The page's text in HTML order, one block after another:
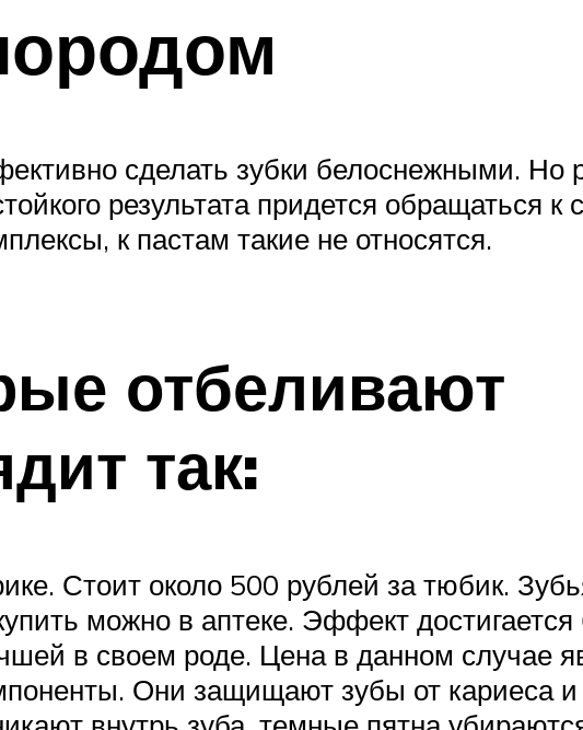
сделать зубки белоснежными. Но
результата придется обращаться к
к пастам такие не относятся.
отбеливают
так:
Стоит около 500 рублей за тюбик.
можно в аптеке. Эффект достигается
в своем роде. Цена в данном случае
Они защищают зубы от кариеса